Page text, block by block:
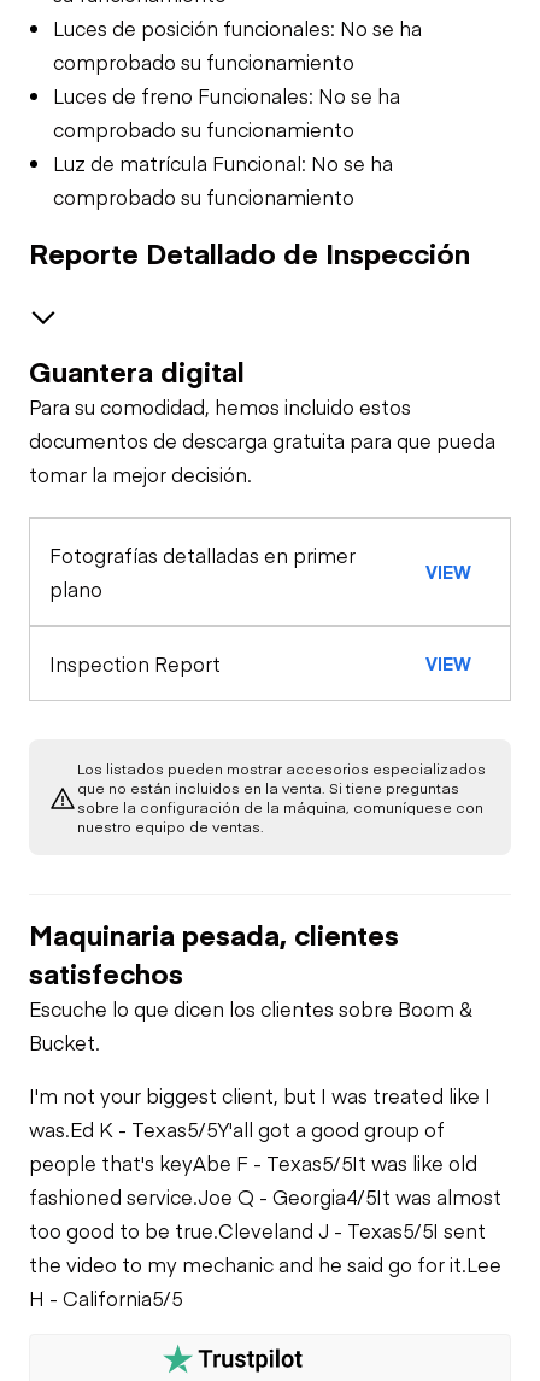
Luces de posición funcionales: No se ha
comprobado su funcionamiento
Luces de freno Funcionales: No se ha
comprobado su funcionamiento
Luz de matrícula Funcional: No se ha
comprobado su funcionamiento
Reporte Detallado de Inspección
Calentador
Chasis de Remolque
Llantas
Apariencia General
Estación de Control
Verificación de
Función Limitada
Motor
Arrancador
Fugas de
Fugas del Sistema
de Refrigeración
Guantera digital
Para su comodidad, hemos incluido estos
documentos de descarga gratuita para que pueda
tomar la mejor decisión.
Fotografías detalladas en primer
plano
VIEW
Inspection Report VIEW
Los listados pueden mostrar accesorios especializados
que no están incluidos en la venta. Si tiene preguntas
sobre la configuración de la máquina, comuníquese con
nuestro equipo de ventas.
Maquinaria pesada, clientes
satisfechos
Escuche lo que dicen los clientes sobre Boom &
Bucket.
I'm not your biggest client, but I was treated like I
was.Ed K - Texas5/5Y'all got a good group of
people that's keyAbe F - Texas5/5It was like old
fashioned service.Joe Q - Georgia4/5It was almost
too good to be true.Cleveland J - Texas5/5I sent
the video to my mechanic and he said go for it.Lee
H - California5/5